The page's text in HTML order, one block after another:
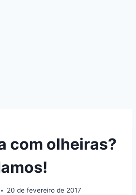
com olheiras?
20 de fevereiro de 2017